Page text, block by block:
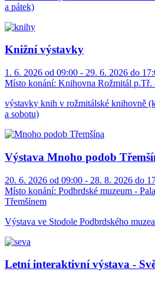
a pátek)
Knižní výstavky
1. 6. 2026 od 09:00 - 29. 6. 2026 do
Místo konání: Knihovna Rožmitál p.Tř.
výstavky knih v rožmitálské knihovně
a sobotu)
Výstava Mnoho podob
20. 6. 2026 od 09:00 - 28. 8. 2026 do
Místo konání: Podbrdské muzeum -
Třemšínem
Výstava ve Stodole Podbrdského
Letní interaktivní výstava -